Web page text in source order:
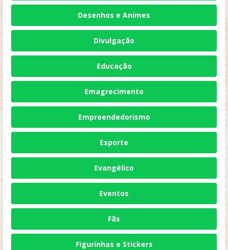
Desenhos e Animes
Divulgação
Educação
Emagrecimento
Empreendedorismo
Esporte
Evangélico
Eventos
Fãs
Figurinhas e Stickers